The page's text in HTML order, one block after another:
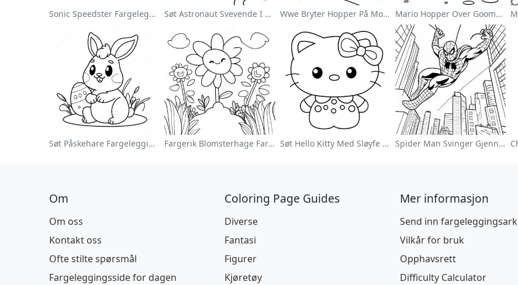
Sonic Speedster Fargeleggingsside Søt Astronaut Svevende I Rommet Fargeleggingsside Wwe Bryter Hopper På Motstander Fargeleggingsside Mario Hopper Over Goombas Fargeleggingsside
Søt Påskehare Fargeleggingsside Fargerik Blomsterhage Fargeleggingsside Søt Hello Kitty Med Sløyfe Fargeleggingsside Spider Man Svinger Gjennom Byen Fargeleggingsside
Om
Om oss
Kontakt oss
Ofte stilte spørsmål
Fargeleggingsside for dagen
Coloring Page Guides
Diverse
Fantasi
Figurer
Kjøretøy
Mer informasjon
Send inn fargeleggingsark
Vilkår for bruk
Opphavsrett
Difficulty Calculator